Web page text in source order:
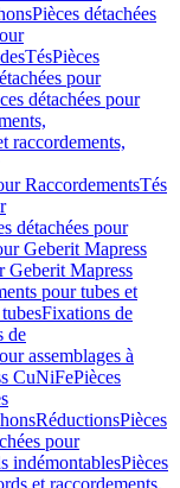
Pièces détachées
TésPièces
pour
détachées pour
raccordements,
RaccordementsTés
détachées pour
Geberit Mapress
Geberit Mapress
pour tubes et
Fixations de
de
assemblages à
CuNiFePièces
RéductionsPièces
pour
indémontablesPièces
et raccordements,